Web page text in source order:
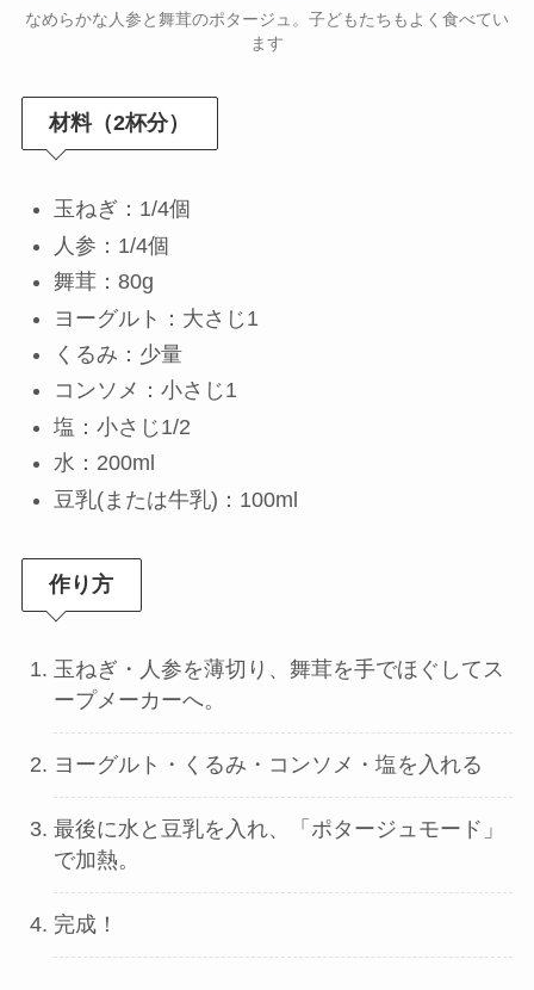
なめらかな人参と舞茸のポタージュ。子どもたちもよく食べてい
ます
材料（2杯分）
玉ねぎ：1/4個
人参：1/4個
舞茸：80g
ヨーグルト：大さじ1
くるみ：少量
コンソメ：小さじ1
塩：小さじ1/2
水：200ml
豆乳(または牛乳)：100ml
作り方
玉ねぎ・人参を薄切り、舞茸を手でほぐしてス
ープメーカーへ。
ヨーグルト・くるみ・コンソメ・塩を入れる
最後に水と豆乳を入れ、「ポタージュモード」
で加熱。
完成！